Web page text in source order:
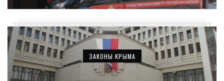
ЗАКОНЫ КРЫМА